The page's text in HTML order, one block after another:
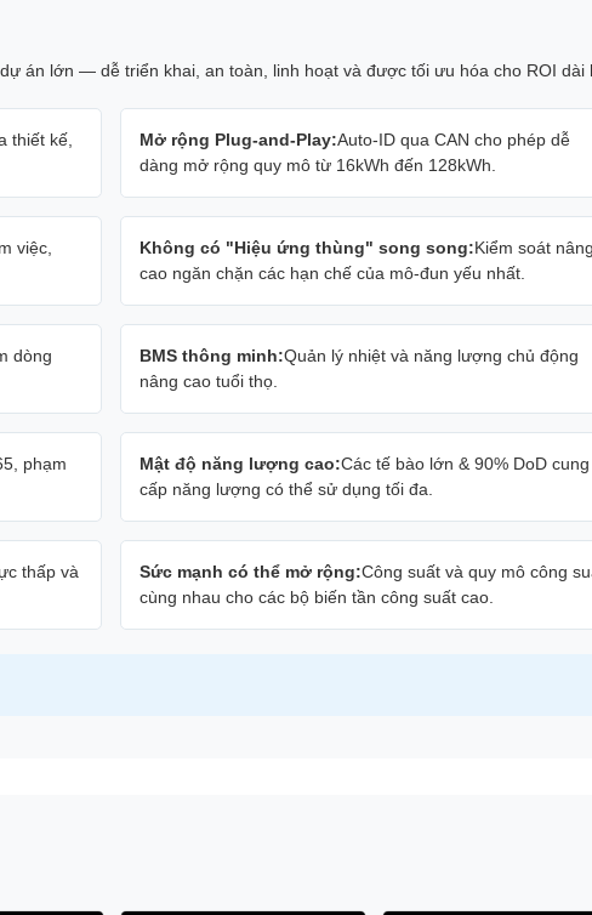
án lớn — dễ triển khai, an toàn, linh hoạt và được tối ưu hóa cho ROI dài
thiết kế,
Mở rộng Plug-and-Play:Auto-ID qua CAN cho phép dễ
dàng mở rộng quy mô từ 16kWh đến 128kWh.
việc,
Không có "Hiệu ứng thùng" song song:Kiểm soát
cao ngăn chặn các hạn chế của mô-đun yếu nhất.
dòng
BMS thông minh:Quản lý nhiệt và năng lượng chủ động
nâng cao tuổi thọ.
phạm
Mật độ năng lượng cao:Các tế bào lớn & 90% DoD cung
cấp năng lượng có thể sử dụng tối đa.
thấp và
Sức mạnh có thể mở rộng:Công suất và quy mô công
cùng nhau cho các bộ biến tần công suất cao.